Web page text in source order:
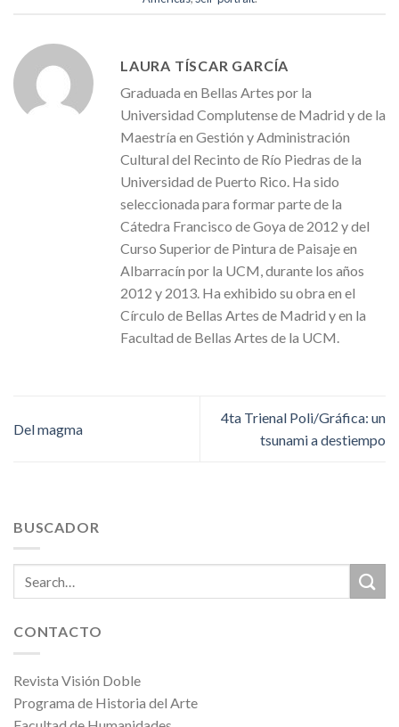
LAURA TÍSCAR GARCÍA
Graduada en Bellas Artes por la
Universidad Complutense de Madrid y de la
Maestría en Gestión y Administración
Cultural del Recinto de Río Piedras de la
Universidad de Puerto Rico. Ha sido
seleccionada para formar parte de la
Cátedra Francisco de Goya de 2012 y del
Curso Superior de Pintura de Paisaje en
Albarracín por la UCM, durante los años
2012 y 2013. Ha exhibido su obra en el
Círculo de Bellas Artes de Madrid y en la
Facultad de Bellas Artes de la UCM.
Del magma
4ta Trienal Poli/Gráfica: un
tsunami a destiempo
BUSCADOR
CONTACTO
Revista Visión Doble
Programa de Historia del Arte